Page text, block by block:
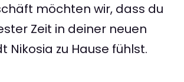
möchten wir, dass du
Zeit in deiner neuen
Nikosia zu Hause fühlst.